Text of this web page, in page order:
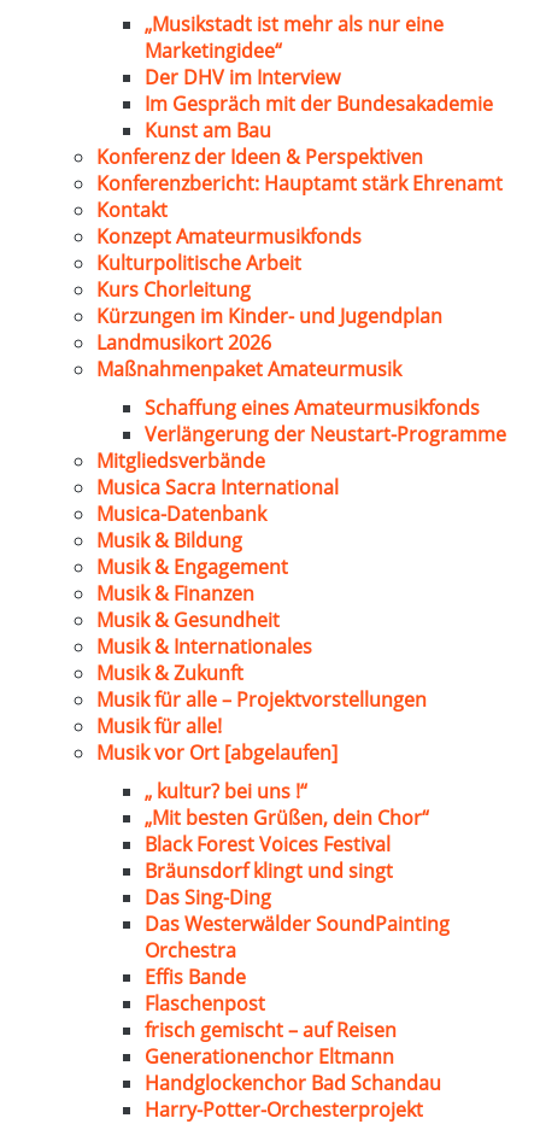
„Musikstadt ist mehr als nur eine
Marketingidee“
Der DHV im Interview
Im Gespräch mit der Bundesakademie
Kunst am Bau
Konferenz der Ideen & Perspektiven
Konferenzbericht: Hauptamt stärk Ehrenamt
Kontakt
Konzept Amateurmusikfonds
Kulturpolitische Arbeit
Kurs Chorleitung
Kürzungen im Kinder- und Jugendplan
Landmusikort 2026
Maßnahmenpaket Amateurmusik
Schaffung eines Amateurmusikfonds
Verlängerung der Neustart-Programme
Mitgliedsverbände
Musica Sacra International
Musica-Datenbank
Musik & Bildung
Musik & Engagement
Musik & Finanzen
Musik & Gesundheit
Musik & Internationales
Musik & Zukunft
Musik für alle – Projektvorstellungen
Musik für alle!
Musik vor Ort [abgelaufen]
„ kultur? bei uns !“
„Mit besten Grüßen, dein Chor“
Black Forest Voices Festival
Bräunsdorf klingt und singt
Das Sing-Ding
Das Westerwälder SoundPainting
Orchestra
Effis Bande
Flaschenpost
frisch gemischt – auf Reisen
Generationenchor Eltmann
Handglockenchor Bad Schandau
Harry-Potter-Orchesterprojekt